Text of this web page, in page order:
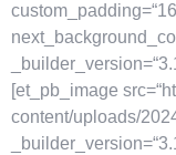
[et_pb_image
content/uploads/